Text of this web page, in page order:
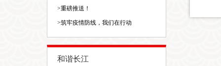
>重磅推送！
>筑牢疫情防线，我们在行动
和谐长江